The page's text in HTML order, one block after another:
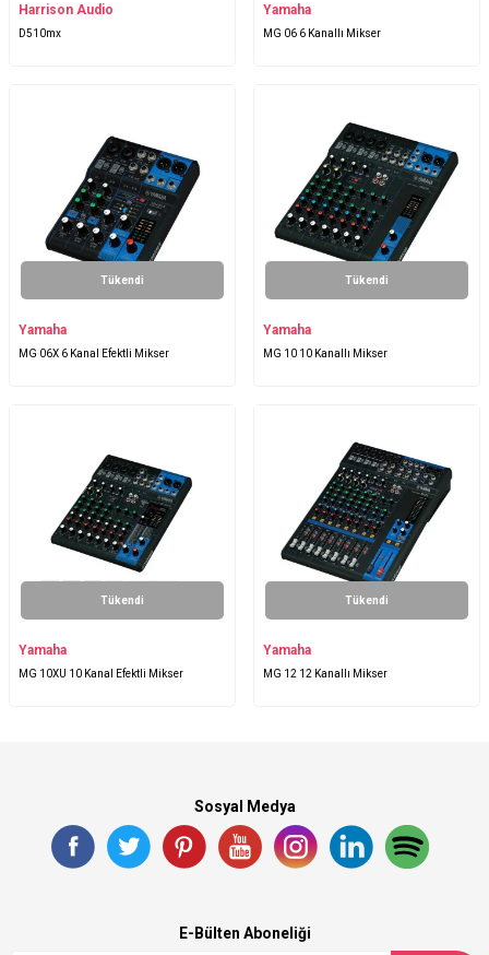
Harrison Audio
D510mx
Yamaha
MG 06 6 Kanallı Mikser
Tükendi
Yamaha
MG 06X 6 Kanal Efektli Mikser
Tükendi
Yamaha
MG 10 10 Kanallı Mikser
Tükendi
Yamaha
MG 10XU 10 Kanal Efektli Mikser
Tükendi
Yamaha
MG 12 12 Kanallı Mikser
Sosyal Medya
E-Bülten Aboneliği